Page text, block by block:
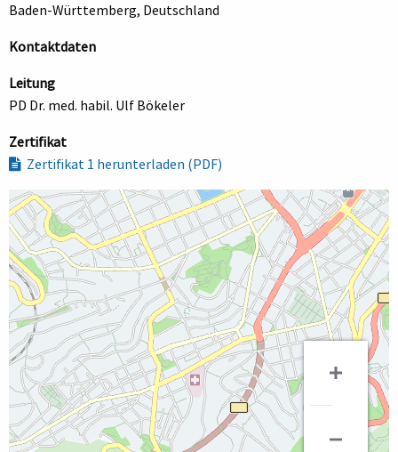
Baden-Württemberg, Deutschland
Kontaktdaten
Leitung
PD Dr. med. habil. Ulf Bökeler
Zertifikat
Zertifikat 1 herunterladen (PDF)